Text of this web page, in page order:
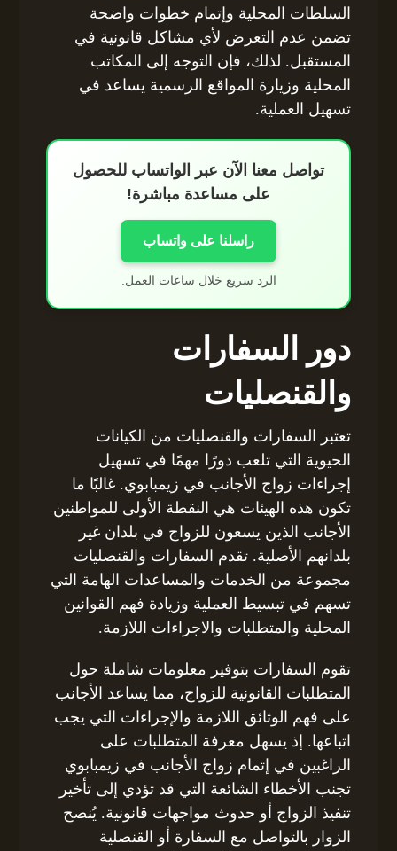
السلطات المحلية وإتمام خطوات واضحة
تضمن عدم التعرض لأي مشاكل قانونية في
المستقبل. لذلك، فإن التوجه إلى المكاتب
المحلية وزيارة المواقع الرسمية يساعد في
تسهيل العملية.
تواصل معنا الآن عبر الواتساب للحصول
على مساعدة مباشرة!
راسلنا على واتساب
الرد سريع خلال ساعات العمل.
دور السفارات
والقنصليات
تعتبر السفارات والقنصليات من الكيانات
الحيوية التي تلعب دورًا مهمًا في تسهيل
إجراءات زواج الأجانب في زيمبابوي. غالبًا ما
تكون هذه الهيئات هي النقطة الأولى للمواطنين
الأجانب الذين يسعون للزواج في بلدان غير
بلدانهم الأصلية. تقدم السفارات والقنصليات
مجموعة من الخدمات والمساعدات الهامة التي
تسهم في تبسيط العملية وزيادة فهم القوانين
المحلية والمتطلبات والاجراءات اللازمة.
تقوم السفارات بتوفير معلومات شاملة حول
المتطلبات القانونية للزواج، مما يساعد الأجانب
على فهم الوثائق اللازمة والإجراءات التي يجب
اتباعها. إذ يسهل معرفة المتطلبات على
الراغبين في إتمام زواج الأجانب في زيمبابوي
تجنب الأخطاء الشائعة التي قد تؤدي إلى تأخير
تنفيذ الزواج أو حدوث مواجهات قانونية. يُنصح
الزوار بالتواصل مع السفارة أو القنصلية